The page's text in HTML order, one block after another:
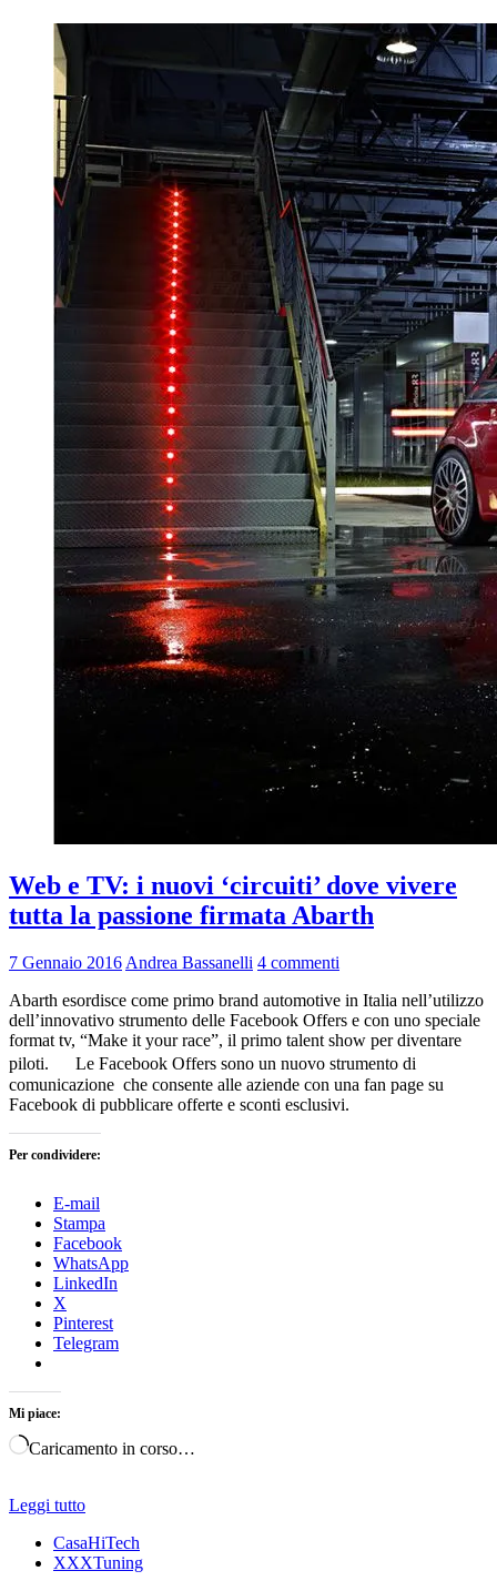
Web e TV: i nuovi ‘circuiti’ dove vivere
tutta la passione firmata Abarth
7 Gennaio 2016 Andrea Bassanelli 4 commenti
Abarth esordisce come primo brand automotive in Italia nell’utilizzo
dell’innovativo strumento delle Facebook Offers e con uno speciale
format tv, “Make it your race”, il primo talent show per diventare
piloti. Le Facebook Offers sono un nuovo strumento di
comunicazione che consente alle aziende con una fan page su
Facebook di pubblicare offerte e sconti esclusivi.
Per condividere:
E-mail
Stampa
Facebook
WhatsApp
LinkedIn
X
Pinterest
Telegram
Mi piace:
Caricamento in corso…
Leggi tutto
CasaHiTech
XXXTuning